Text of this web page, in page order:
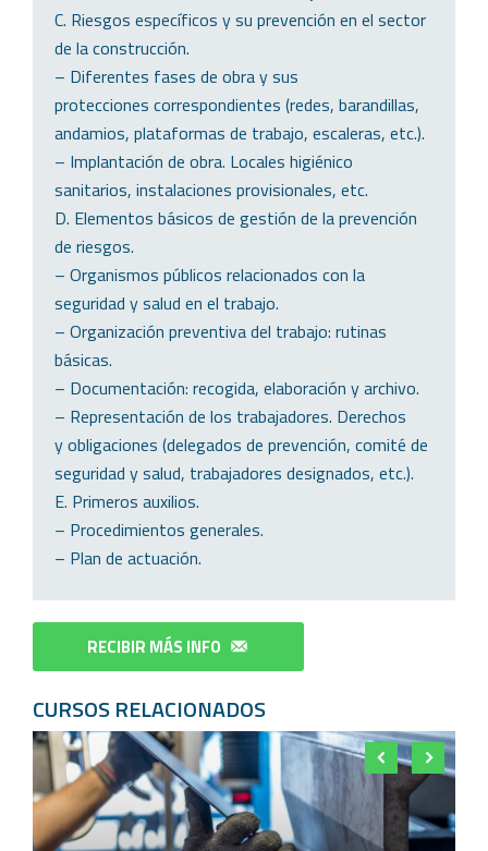
C. Riesgos específicos y su prevención en el sector
de la construcción.
– Diferentes fases de obra y sus
protecciones correspondientes (redes, barandillas,
andamios, plataformas de trabajo, escaleras, etc.).
– Implantación de obra. Locales higiénico
sanitarios, instalaciones provisionales, etc.
D. Elementos básicos de gestión de la prevención
de riesgos.
– Organismos públicos relacionados con la
seguridad y salud en el trabajo.
– Organización preventiva del trabajo: rutinas
básicas.
– Documentación: recogida, elaboración y archivo.
– Representación de los trabajadores. Derechos
y obligaciones (delegados de prevención, comité de
seguridad y salud, trabajadores designados, etc.).
E. Primeros auxilios.
– Procedimientos generales.
– Plan de actuación.
RECIBIR MÁS INFO
CURSOS RELACIONADOS